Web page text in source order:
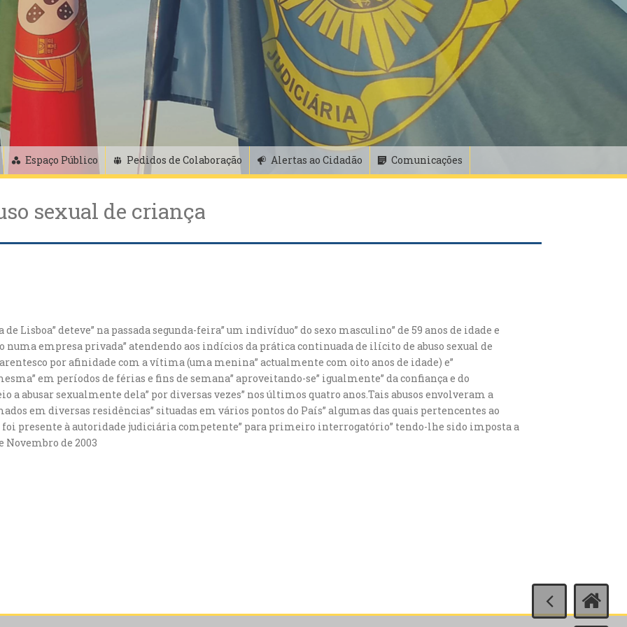
Espaço Público Pedidos de Colaboração Alertas ao Cidadão Comunicações
sexual de criança
Lisboa” deteve” na passada segunda-feira” um indivíduo” do sexo masculino” de 59 anos de idade e
numa empresa privada” atendendo aos indícios da prática continuada de ilícito de abuso sexual de
por afinidade com a vítima (uma menina” actualmente com oito anos de idade) e”
em períodos de férias e fins de semana” aproveitando-se” igualmente” da confiança e do
abusar sexualmente dela” por diversas vezes” nos últimos quatro anos.Tais abusos envolveram a
em diversas residências” situadas em vários pontos do País” algumas das quais pertencentes ao
presente à autoridade judiciária competente” para primeiro interrogatório” tendo-lhe sido imposta a
de 2003